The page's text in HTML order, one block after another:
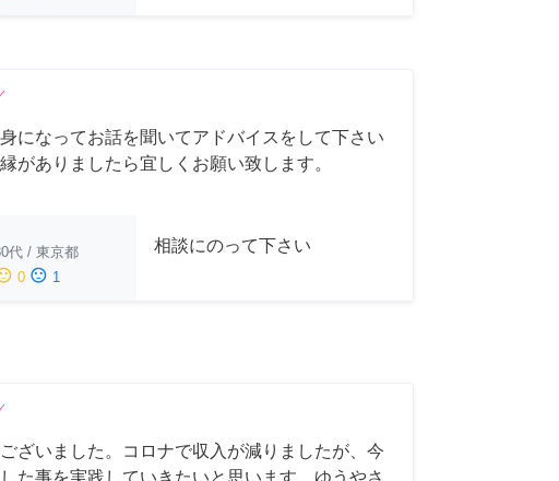
になってお話を聞いてアドバイスをして下さい
がありましたら宜しくお願い致します。
代 / 東京都
0 sentiment_dissatisfied 1
相談にのって下さい
ざいました。コロナで収入が減りましたが、今